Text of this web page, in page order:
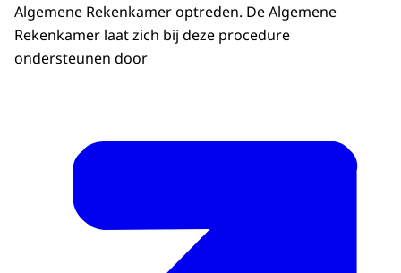
Algemene Rekenkamer optreden. De Algemene
Rekenkamer laat zich bij deze procedure
ondersteunen door